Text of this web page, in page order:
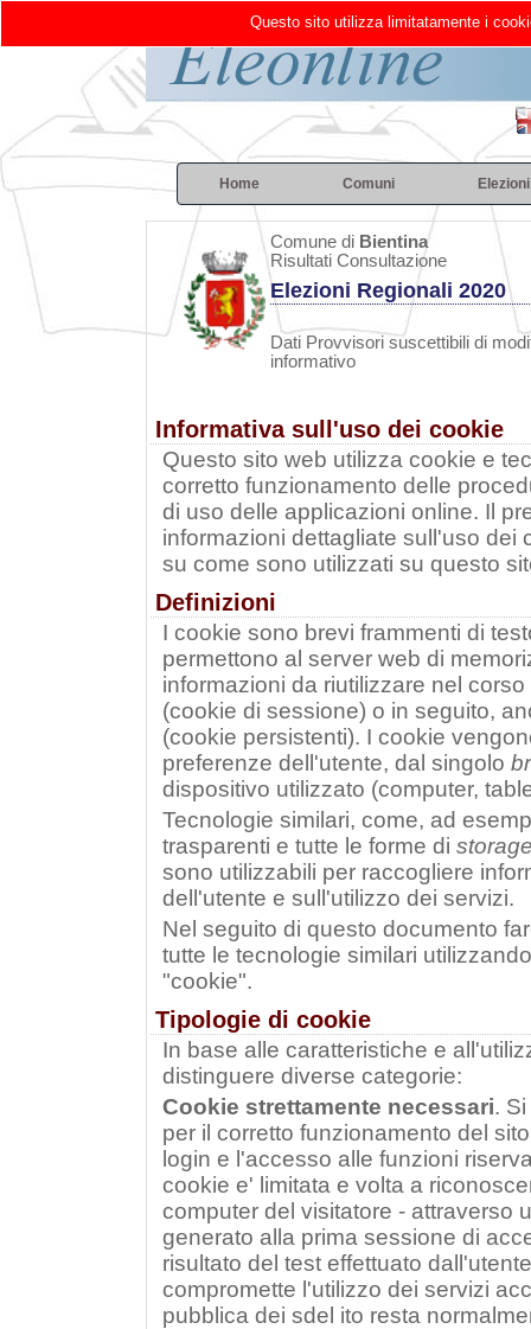
Home Comuni Elezioni
Comune di Bientina
Risultati Consultazione
Elezioni Regionali 2020
Dati Provvisori suscettibili di
informativo
Informativa sull'uso dei cookie
Questo sito web utilizza cookie e
corretto funzionamento delle
di uso delle applicazioni online. Il
informazioni dettagliate sull'uso dei
su come sono utilizzati su questo
Definizioni
I cookie sono brevi frammenti di
permettono al server web di
informazioni da riutilizzare nel
(cookie di sessione) o in seguito,
(cookie persistenti). I cookie
preferenze dell'utente, dal singolo
dispositivo utilizzato (computer,
Tecnologie similari, come, ad
trasparenti e tutte le forme di
sono utilizzabili per raccogliere
dell'utente e sull'utilizzo dei servizi.
Nel seguito di questo documento
tutte le tecnologie similari
"cookie".
Tipologie di cookie
In base alle caratteristiche e
distinguere diverse categorie:
Cookie strettamente necessari.
per il corretto funzionamento del
login e l'accesso alle funzioni
cookie e' limitata e volta a
computer del visitatore - attraverso
generato alla prima sessione di
risultato del test effettuato
compromette l'utilizzo dei servizi
pubblica dei sdel ito resta
Questo sito utilizza limitatamente i